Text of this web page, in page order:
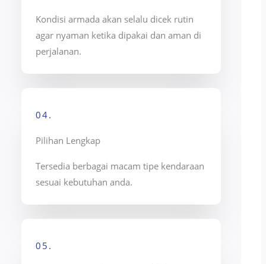
Kondisi armada akan selalu dicek rutin
agar nyaman ketika dipakai dan aman di
perjalanan.
04.
Pilihan Lengkap
Tersedia berbagai macam tipe kendaraan
sesuai kebutuhan anda.
05.